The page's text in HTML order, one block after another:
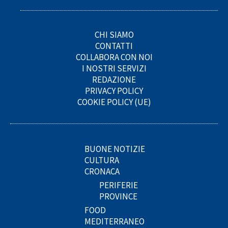
CHI SIAMO
CONTATTI
COLLABORA CON NOI
I NOSTRI SERVIZI
REDAZIONE
PRIVACY POLICY
COOKIE POLICY (UE)
BUONE NOTIZIE
CULTURA
CRONACA
PERIFERIE
PROVINCE
FOOD
MEDITERRANEO